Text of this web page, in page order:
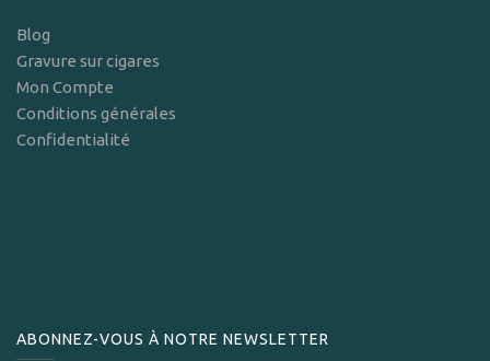
Blog
Gravure sur cigares
Mon Compte
Conditions générales
Confidentialité
ABONNEZ-VOUS À NOTRE NEWSLETTER